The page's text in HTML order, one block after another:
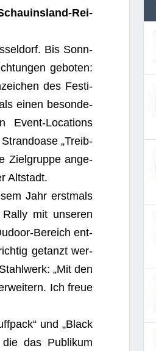
Rei­
Bis Sonn­
gebo­ten:
des Fes­ti­
einen beson­de­
Event-Loca­ti­ons
„Treib­
Ziel­gruppe ange­
Altstadt.
Jahr erst­mals
mit unse­ren
Bereich ent­
getanzt wer­
„Mit den
Ich freue
und „Black
das Publi­kum